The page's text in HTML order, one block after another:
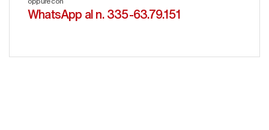
WhatsApp al n. 335-63.79.151